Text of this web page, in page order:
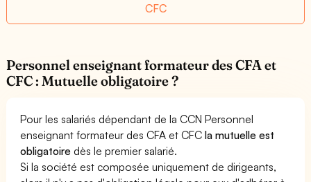
CFC
Personnel enseignant formateur des CFA et
CFC : Mutuelle obligatoire ?
Pour les salariés dépendant de la CCN Personnel
enseignant formateur des CFA et CFCla mutuelle est
obligatoire dès le premier salarié.
Si la société est composée uniquement de dirigeants,